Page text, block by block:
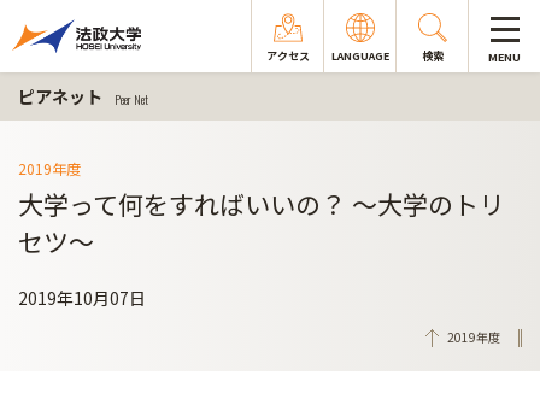
アクセス LANGUAGE 検索 MENU
ピアネット Peer Net
2019年度
大学って何をすればいいの？ ～大学のトリ
セツ～
2019年10月07日
2019年度